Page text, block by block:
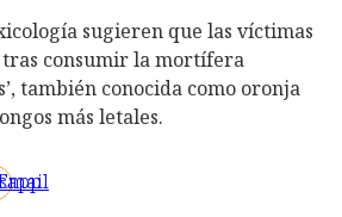
sugieren que las víctimas
consumir la mortífera
también conocida como oronja
más letales.